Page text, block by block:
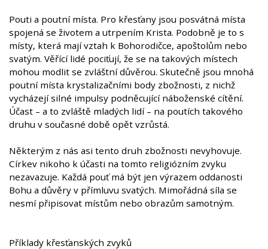
Pouti a poutní místa. Pro křesťany jsou posvátná místa
spojená se životem a utrpením Krista. Podobně je to s
místy, která mají vztah k Bohorodičce, apoštolům nebo
svatým. Věřící lidé pociťují, že se na takových místech
mohou modlit se zvláštní důvěrou. Skutečně jsou mnohá
poutní místa krystalizačními body zbožnosti, z nichž
vycházejí silné impulsy podněcující náboženské cítění.
Účast – a to zvláště mladých lidí – na poutích takového
druhu v současné době opět vzrůstá.
Některým z nás asi tento druh zbožnosti nevyhovuje.
Církev nikoho k účasti na tomto religiózním zvyku
nezavazuje. Každá pouť má být jen výrazem oddanosti
Bohu a důvěry v přímluvu svatých. Mimořádná síla se
nesmí připisovat místům nebo obrazům samotným.
Příklady křesťanských zvyků